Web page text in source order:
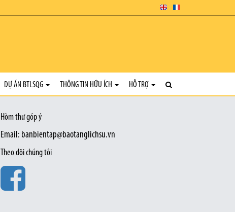
DỰ ÁN BTLSQG THÔNG TIN HỮU ÍCH HỖ TRỢ
Hòm thư góp ý
Email: banbientap@baotanglichsu.vn
Theo dõi chúng tôi